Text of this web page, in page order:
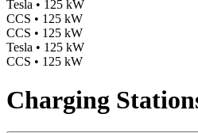
Tesla • 125 kW
CCS • 125 kW
CCS • 125 kW
Tesla • 125 kW
CCS • 125 kW
Charging